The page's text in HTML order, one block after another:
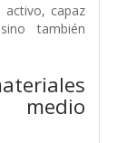
activo, capaz
también
medio